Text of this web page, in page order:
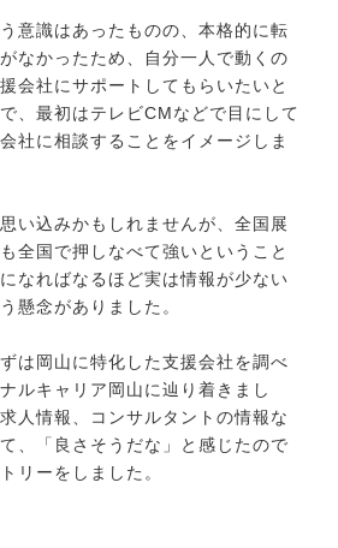
意識はあったものの、本格的に転
なかったため、自分一人で動くの
会社にサポートしてもらいたいと
、最初はテレビCMなどで目にして
社に相談することをイメージしま
い込みかもしれませんが、全国展
全国で押しなべて強いということ
なればなるほど実は情報が少ない
懸念がありました。
は岡山に特化した支援会社を調べ
ルキャリア岡山に辿り着きまし
人情報、コンサルタントの情報な
、「良さそうだな」と感じたので
リーをしました。